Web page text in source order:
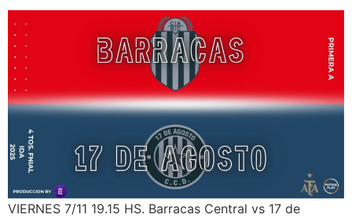
VIERNES 7/11 19.15 HS. Barracas Central vs 17 de